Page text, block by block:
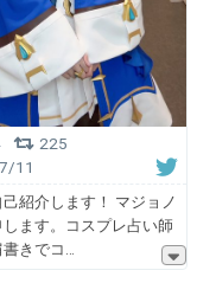
225
11
紹介します！ マジョノ
します。コスプレ占い師
きでコ